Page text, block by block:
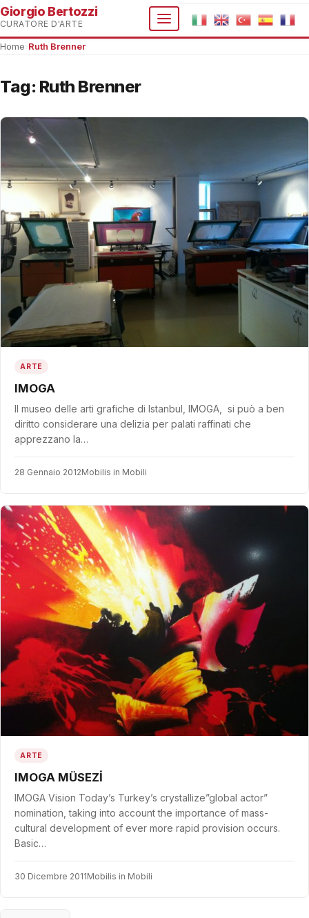
Giorgio Bertozzi
CURATORE D'ARTE
Home Ruth Brenner
Tag: Ruth Brenner
ARTE
IMOGA
Il museo delle arti grafiche di Istanbul, IMOGA, si può a ben
diritto considerare una delizia per palati raffinati che
apprezzano la…
28 Gennaio 2012Mobilis in Mobili
ARTE
IMOGA MÜSEZİ
IMOGA Vision Today’s Turkey’s crystallize”global actor”
nomination, taking into account the importance of mass-
cultural development of ever more rapid provision occurs.
Basic…
30 Dicembre 2011Mobilis in Mobili